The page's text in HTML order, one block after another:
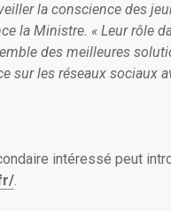
la conscience des
la Ministre. « Leur rôle
des meilleures
sur les réseaux sociaux
intéressé peut
.